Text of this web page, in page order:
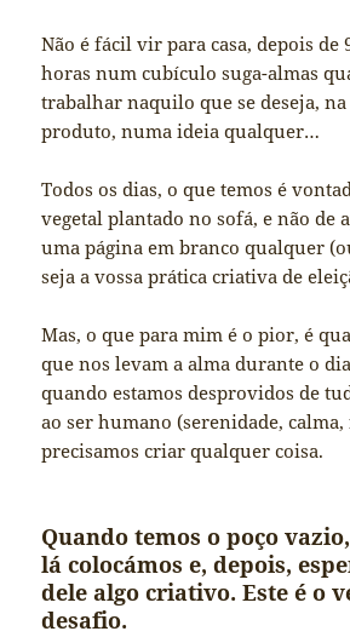
Não é fácil vir para casa, depois de
horas num cubículo suga-almas
trabalhar naquilo que se deseja,
produto, numa ideia qualquer…
Todos os dias, o que temos é
vegetal plantado no sofá, e não de
uma página em branco qualquer
seja a vossa prática criativa de
Mas, o que para mim é o pior, é
que nos levam a alma durante o
quando estamos desprovidos de
ao ser humano (serenidade,
precisamos criar qualquer coisa.
Quando temos o poço
lá colocámos e, depois,
dele algo criativo. Este é o
desafio.